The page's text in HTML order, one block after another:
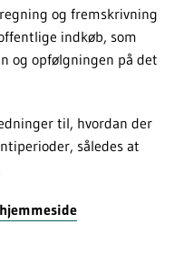
og fremskrivning
indkøb, som
og opfølgningen på det
til, hvordan der
således at